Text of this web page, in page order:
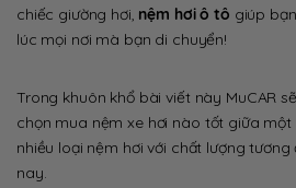
chiếc giường hơi, nệm hơi ô tô giúp
lúc mọi nơi mà bạn di chuyển!
Trong khuôn khổ bài viết này MuCAR
chọn mua nệm xe hơi nào tốt giữa
nhiều loại nệm hơi với chất lượng tương
nay.